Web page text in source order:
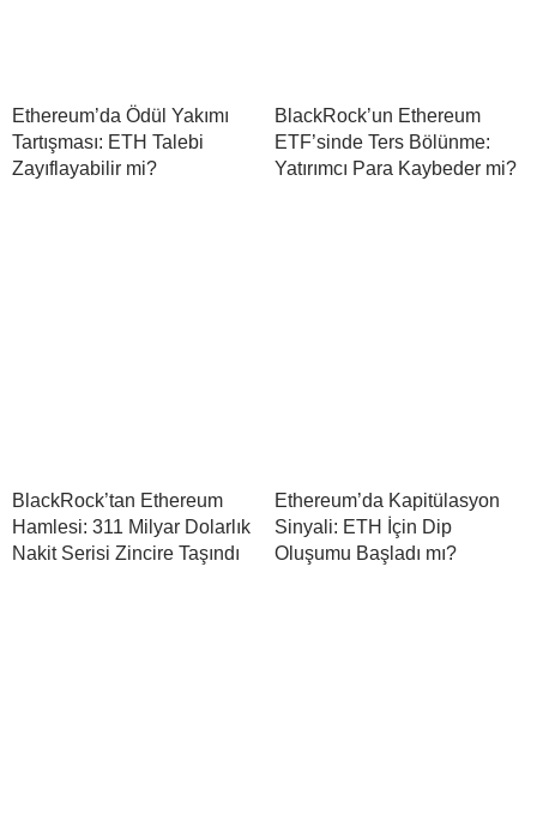
Ethereum’da Ödül Yakımı
Tartışması: ETH Talebi
Zayıflayabilir mi?
BlackRock’un Ethereum
ETF’sinde Ters Bölünme:
Yatırımcı Para Kaybeder mi?
BlackRock’tan Ethereum
Hamlesi: 311 Milyar Dolarlık
Nakit Serisi Zincire Taşındı
Ethereum’da Kapitülasyon
Sinyali: ETH İçin Dip
Oluşumu Başladı mı?